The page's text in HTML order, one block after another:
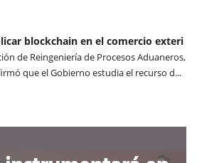
blockchain en el comercio exteri
de Reingeniería de Procesos Aduaneros,
que el Gobierno estudia el recurso d...